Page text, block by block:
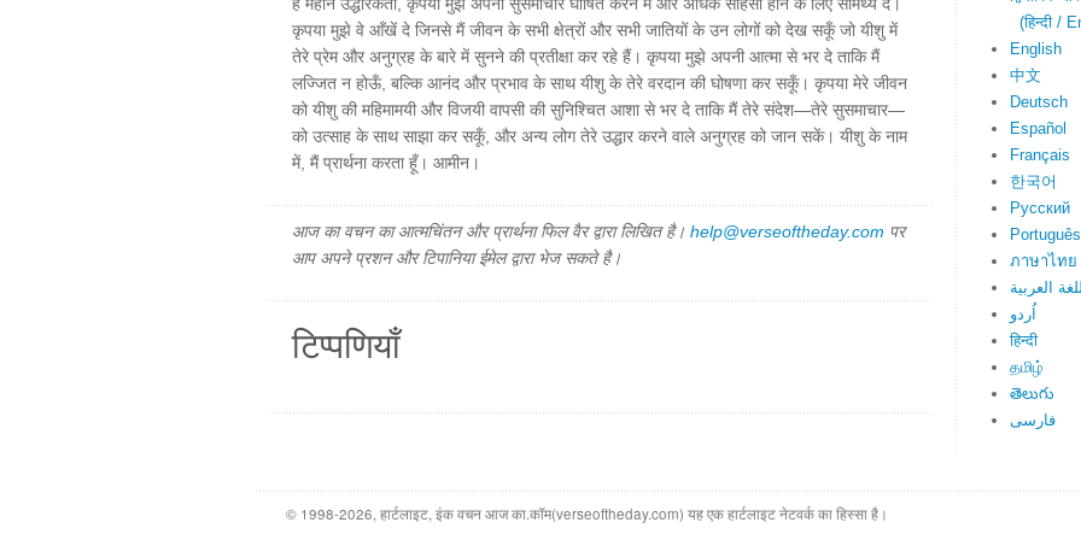
कृपया मुझे वे आँखें दे जिनसे मैं जीवन के सभी क्षेत्रों और सभी जातियों के उन लोगों को देख सकूँ जो यीशु में
तेरे प्रेम और अनुग्रह के बारे में सुनने की प्रतीक्षा कर रहे हैं। कृपया मुझे अपनी आत्मा से भर दे ताकि मैं
लज्जित न होऊँ, बल्कि आनंद और प्रभाव के साथ यीशु के तेरे वरदान की घोषणा कर सकूँ। कृपया मेरे जीवन
को यीशु की महिमामयी और विजयी वापसी की सुनिश्चित आशा से भर दे ताकि मैं तेरे संदेश—तेरे सुसमाचार—
को उत्साह के साथ साझा कर सकूँ, और अन्य लोग तेरे उद्धार करने वाले अनुग्रह को जान सकें। यीशु के नाम
में, मैं प्रार्थना करता हूँ। आमीन।
आज का वचन का आत्मचिंतन और प्रार्थना फिल वैर द्वारा लिखित है। help@verseoftheday.com पर
आप अपने प्रशन और टिपानिया ईमेल द्वारा भेज सकते है।
टिप्पणियाँ
(हिन्दी /
English
中文
Deutsch
Español
Français
한국어
Русский
Português
ภาษาไทย
العربية
اُردو
हिन्दी
தமிழ்
తెలుగు
فارسی
© 1998-2026, हार्टलाइट, इंक वचन आज का.कॉम(verseoftheday.com) यह एक हार्टलाइट नेटवर्क का हिस्सा है।